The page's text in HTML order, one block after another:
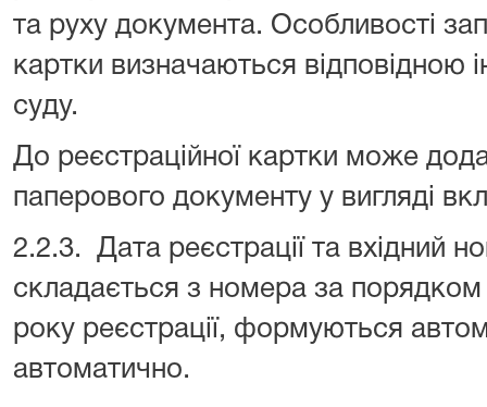
та руху документа. Особливості
картки визначаються відповідною
суду.
До реєстраційної картки може
паперового документу у вигляді
2.2.3. Дата реєстрації та вхідний
складається з номера за порядком
року реєстрації, формуються
автоматично.